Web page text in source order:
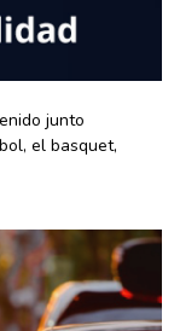
junto
el basquet,